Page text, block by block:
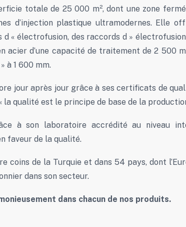
totale de 25 000 m², dont une zone
d’injection plastique ultramodernes. Elle
d « électrofusion, des raccords d »
acier d’une capacité de traitement de 2 500
à 1 600 mm.
jour après jour grâce à ses certificats de
qualité est le principe de base de la
à son laboratoire accrédité au niveau
faveur de la qualité.
de la Turquie et dans 54 pays, dont
dans son secteur.
dans chacun de nos produits.